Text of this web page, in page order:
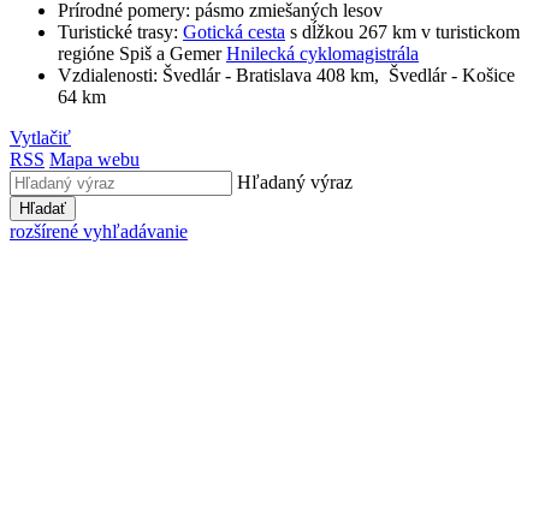
Prírodné pomery: pásmo zmiešaných lesov
Turistické trasy: Gotická cesta s dĺžkou 267 km v turistickom
regióne Spiš a GemerHnilecká cyklomagistrála
Vzdialenosti: Švedlár - Bratislava 408 km, Švedlár - Košice
64 km
Vytlačiť
RSS Mapa webu
Hľadaný výraz
Hľadať
rozšírené vyhľadávanie